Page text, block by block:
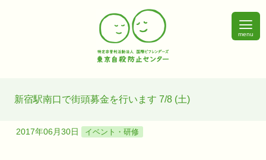
menu
新宿駅南口で街頭募金を行います 7/8 (土)
2017年06月30日 イベント・研修